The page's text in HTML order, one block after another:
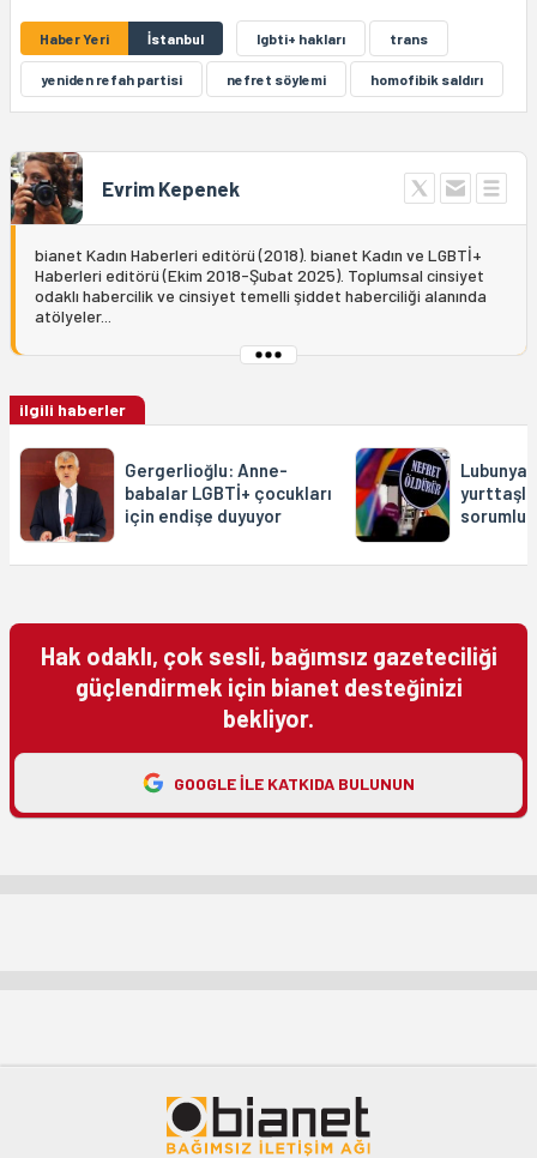
Haber Yeri İstanbul lgbti+ hakları trans
yeniden refah partisi nefret söylemi homofibik saldırı
Evrim Kepenek
bianet Kadın Haberleri editörü (2018). bianet Kadın ve LGBTİ+
Haberleri editörü (Ekim 2018-Şubat 2025). Toplumsal cinsiyet
odaklı habercilik ve cinsiyet temelli şiddet haberciliği alanında
atölyeler...
ilgili haberler
Gergerlioğlu: Anne-
babalar LGBTİ+ çocukları
için endişe duyuyor
Hak odaklı, çok sesli, bağımsız gazeteciliği
güçlendirmek için bianet desteğinizi
bekliyor.
GOOGLE ILE KATKIDA BULUNUN